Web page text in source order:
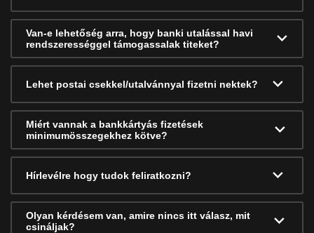
Van-e lehetőség arra, hogy banki utalással havi
rendszerességgel támogassalak titeket?
Lehet postai csekkel/utalvánnyal fizetni nektek?
Miért vannak a bankkártyás fizetések
minimumösszegekhez kötve?
Hírlevélre hogy tudok feliratkozni?
Olyan kérdésem van, amire nincs itt válasz, mit
csináljak?